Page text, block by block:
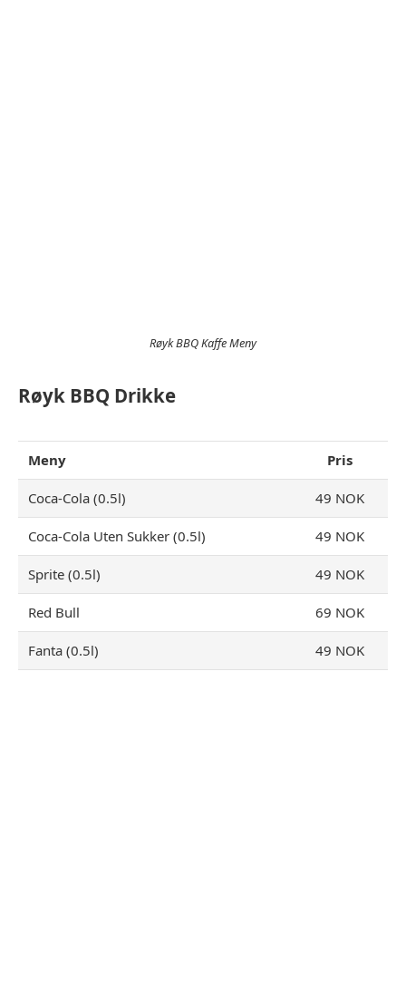
Røyk BBQ Kaffe Meny
Røyk BBQ Drikke
Meny Pris
Coca-Cola (0.5l) 49 NOK
Coca-Cola Uten Sukker (0.5l) 49 NOK
Sprite (0.5l) 49 NOK
Red Bull 69 NOK
Fanta (0.5l) 49 NOK